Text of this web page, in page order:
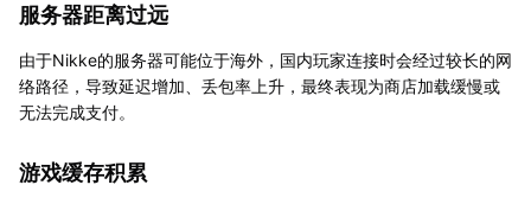
服务器距离过远
由于Nikke的服务器可能位于海外，国内玩家连接时会经过较长的网
络路径，导致延迟增加、丢包率上升，最终表现为商店加载缓慢或
无法完成支付。
游戏缓存积累